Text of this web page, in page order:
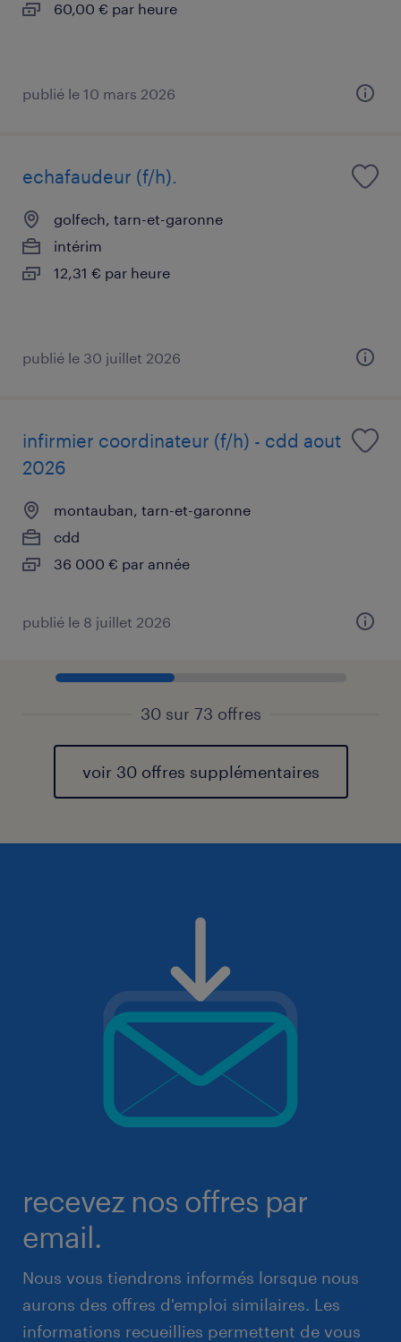
60,00 € par heure
publié le 10 mars 2026
echafaudeur (f/h).
golfech, tarn-et-garonne
intérim
12,31 € par heure
publié le 30 juillet 2026
infirmier coordinateur (f/h) - cdd aout
2026
montauban, tarn-et-garonne
cdd
36 000 € par année
publié le 8 juillet 2026
30 sur 73 offres
voir 30 offres supplémentaires
recevez nos offres par
email.
Nous vous tiendrons informés lorsque nous
aurons des offres d'emploi similaires. Les
informations recueillies permettent de vous